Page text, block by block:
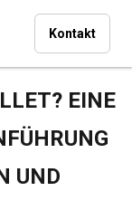
Kontakt
EINE
UND